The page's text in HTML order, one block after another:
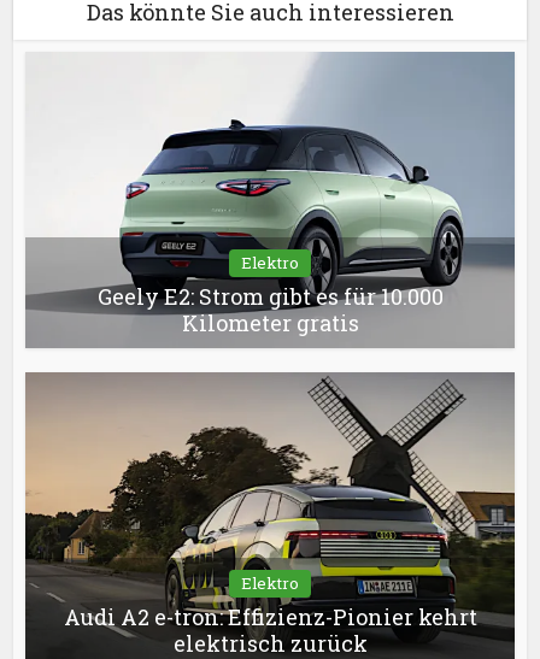
Das könnte Sie auch interessieren
Elektro
Geely E2: Strom gibt es für 10.000
Kilometer gratis
Elektro
Audi A2 e-tron: Effizienz-Pionier kehrt
elektrisch zurück